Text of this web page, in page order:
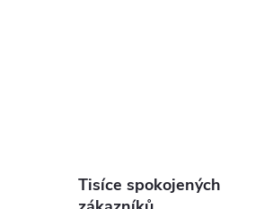
Tisíce spokojených